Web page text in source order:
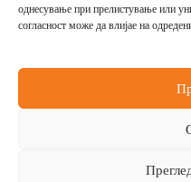
однесување при прелистување или
согласност може да влијае на
Политика за приватност